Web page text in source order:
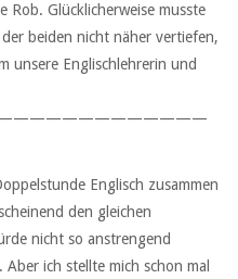
Rob. Glücklicherweise musste
beiden nicht näher vertiefen,
unsere Englischlehrerin und
Englisch zusammen
den gleichen
nicht so anstrengend
ich stellte mich schon mal